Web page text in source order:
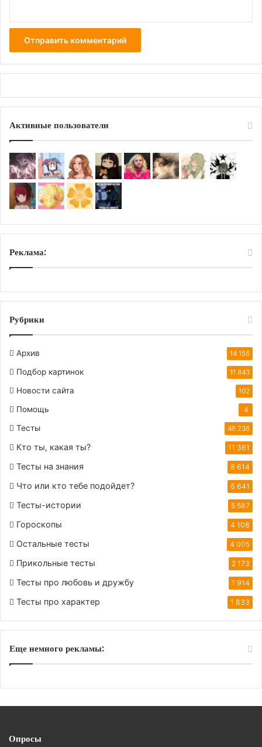
Активные пользователи
Реклама:
Рубрики
Архив 14 156
Подбор картинок 11 843
Новости сайта 102
Помощь 4
Тесты 46 236
Кто ты, какая ты? 11 361
Тесты на знания 8 614
Что или кто тебе подойдет? 6 641
Тесты-истории 5 587
Гороскопы 4 108
Остальные тесты 4 005
Прикольные тесты 2 173
Тесты про любовь и дружбу 1 914
Тесты про характер 1 833
Еще немного рекламы:
Опросы